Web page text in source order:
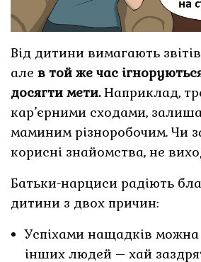
Від дитини вимагають
алев той же час
досягти мети.Наприклад,
кар’єрними сходами,
маминим різноробочим. Чи
корисні знайомства, не
Батьки-нарциси радіють
дитини з двох причин:
Успіхами нащадків
інших людей – хай